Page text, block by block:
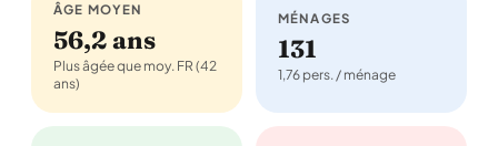
ÂGE MOYEN
56,2 ans
Plus âgée que moy. FR (42
ans)
MÉNAGES
131
1,76 pers. / ménage